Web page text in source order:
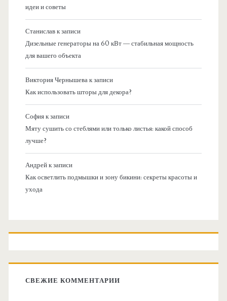
идеи и советы
Станиславк записи
Дизельные генераторы на 60 кВт — стабильная мощность
для вашего объекта
Виктория Чернышевак записи
Как использовать шторы для декора?
Софияк записи
Мяту сушить со стеблями или только листья: какой способ
лучше?
Андрейк записи
Как осветлить подмышки и зону бикини: секреты красоты и
ухода
СВЕЖИЕ КОММЕНТАРИИ